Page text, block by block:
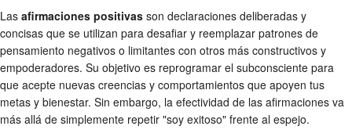
Las afirmaciones positivas son declaraciones deliberadas y
concisas que se utilizan para desafiar y reemplazar patrones de
pensamiento negativos o limitantes con otros más constructivos y
empoderadores. Su objetivo es reprogramar el subconsciente para
que acepte nuevas creencias y comportamientos que apoyen tus
metas y bienestar. Sin embargo, la efectividad de las afirmaciones va
más allá de simplemente repetir "soy exitoso" frente al espejo.